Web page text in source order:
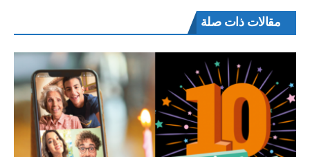
مقالات ذات صلة